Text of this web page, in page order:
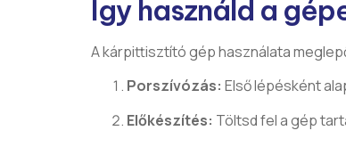
Így használd a
A kárpittisztító gép használata
Porszívózás: Első lépésként
Előkészítés: Töltsd fel a gép